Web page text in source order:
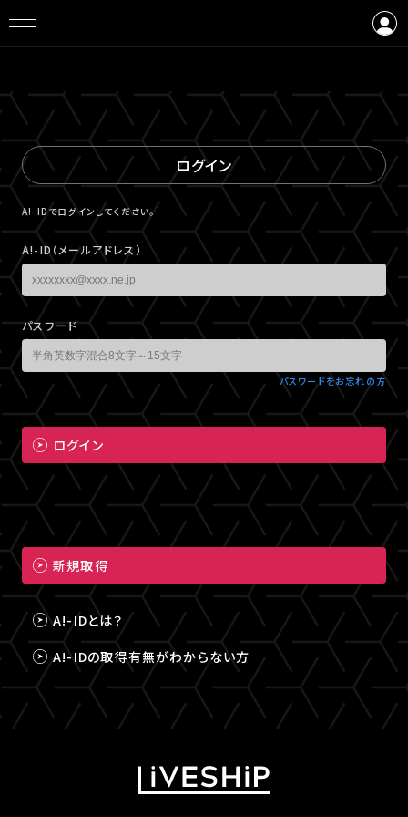
ログイン
A!-IDでログインしてください。
A!-ID（メールアドレス）
パスワード
パスワードをお忘れの方
ログイン
新規取得
A!-IDとは？
A!-IDの取得有無がわからない方